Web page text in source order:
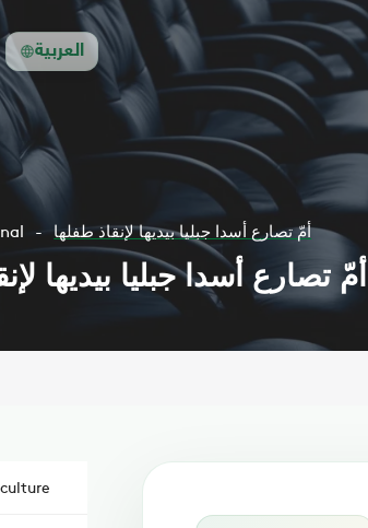
العربية
أمّ تصارع أسدا جبليا بيديها لإنقاذ طفلها
أمّ تصارع أسدا جبليا بيديها